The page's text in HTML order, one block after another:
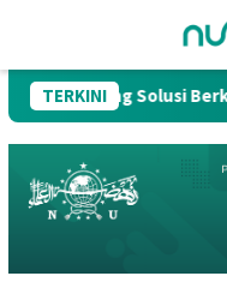
Menu
TERKINI
Solusi Berkelanjutan